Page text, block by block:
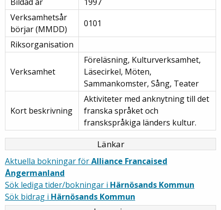
Verksamhetsår
börjar (MMDD)
0101
Riksorganisation
Verksamhet
Föreläsning, Kulturverksamhet,
Läsecirkel, Möten,
Sammankomster, Sång, Teater
Kort beskrivning
Aktiviteter med anknytning till det
franska språket och
franskspråkiga länders kultur.
Länkar
Aktuella bokningar förAlliance Francaised
Ångermanland
Sök lediga tider/bokningar i Härnösands Kommun
Sök bidrag i Härnösands Kommun